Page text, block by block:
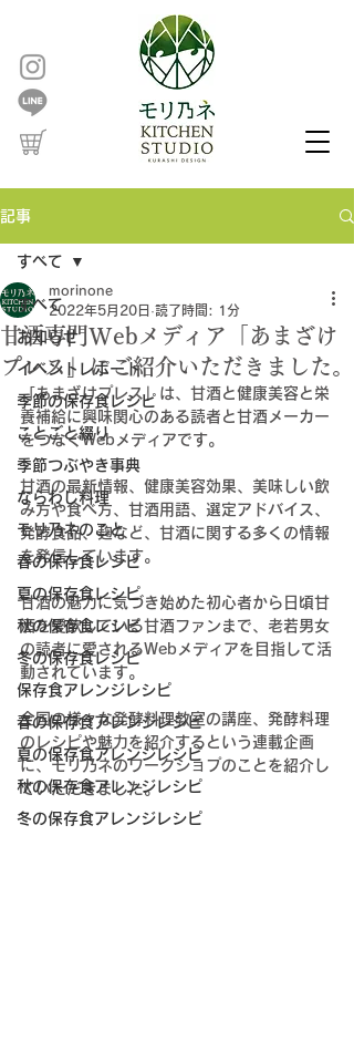
記事
すべて
お知らせ
イベントレポート
季節の保存食レシピ
ことごと綴り
季節つぶやき事典
ならわし料理
モリ乃ネのこと
春の保存食レシピ
夏の保存食レシピ
秋の保存食レシピ
冬の保存食レシピ
保存食アレンジレシピ
春の保存食アレンジレシピ
夏の保存食アレンジレシピ
秋の保存食アレンジレシピ
冬の保存食アレンジレシピ
すべて
甘酒専門Webメディア「あまざけ
プレス」にご紹介いただきました。
morinone
2022年5月20日 読了時間: 1分
「あまざけプレス」は、甘酒と健康美容と栄
養補給に興味関心のある読者と甘酒メーカー
をつなぐWebメディアです。
甘酒の最新情報、健康美容効果、美味しい飲
み方や食べ方、甘酒用語、選定アドバイス、
発酵食品、麹など、甘酒に関する多くの情報
を発信しています。
甘酒の魅力に気づき始めた初心者から日頃甘
酒を愛飲している甘酒ファンまで、老若男女
の読者に愛されるWebメディアを目指して活
動されています。
全国の様々な発酵料理教室の講座、発酵料理
のレシピや魅力を紹介するという連載企画
に、モリ乃ネのワークショプのことを紹介し
ていただきました。